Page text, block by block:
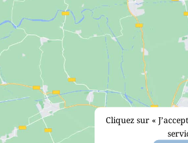
Cliquez sur «